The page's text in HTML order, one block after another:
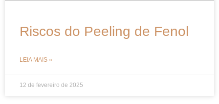
Riscos do Peeling de Fenol
LEIA MAIS »
12 de fevereiro de 2025